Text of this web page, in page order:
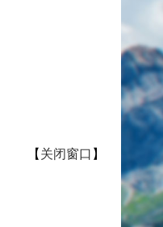
【 关闭窗口 】